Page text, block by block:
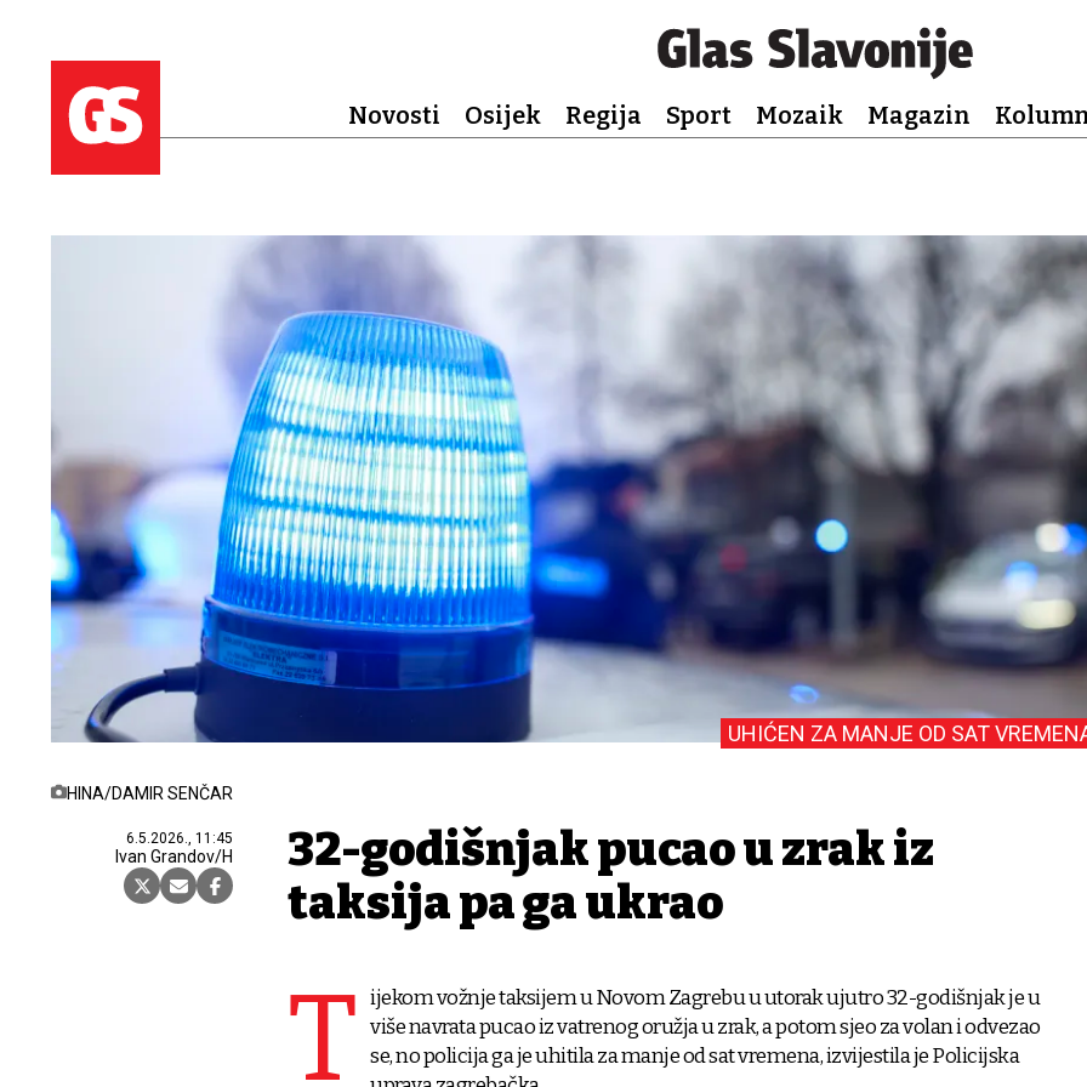
Novosti Osijek Regija Sport Mozaik Magazin
HINA/DAMIR SENČAR
6.5.2026., 11:45
Ivan Grandov/H
UHIĆEN ZA MANJE OD SAT
32-godišnjak pucao u zrak iz
taksija pa ga ukrao
T ijekom vožnje taksijem u Novom Zagrebu u utorak ujutro 32-godišnjak je u
više navrata pucao iz vatrenog oružja u zrak, a potom sjeo za volan i odvezao
se, no policija ga je uhitila za manje od sat vremena, izvijestila je Policijska